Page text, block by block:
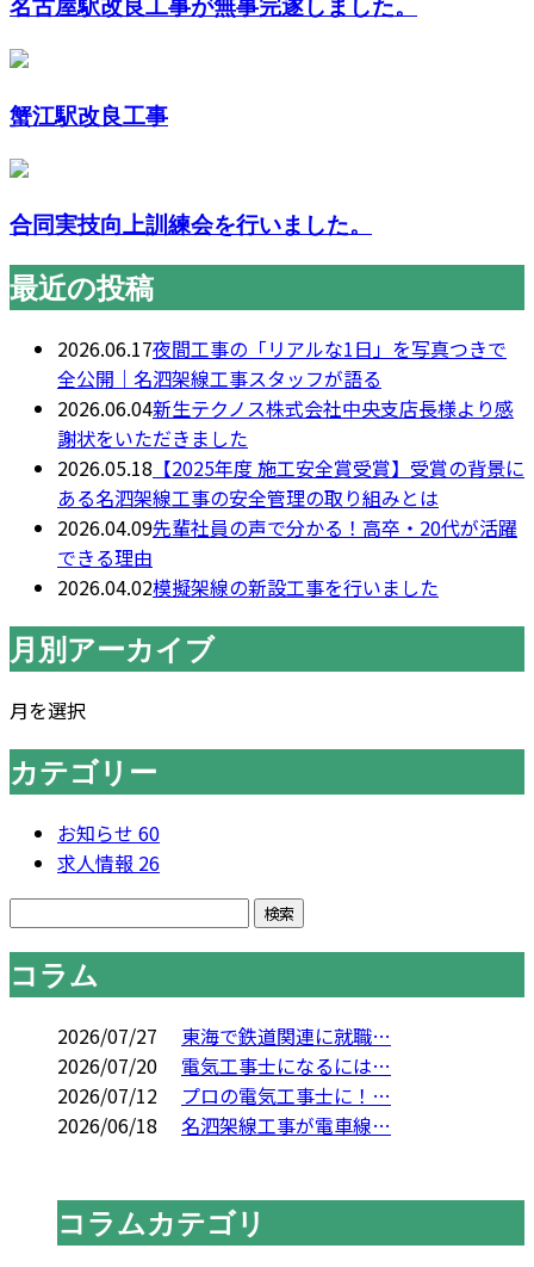
蟹江駅改良工事
合同実技向上訓練会を行いました。
最近の投稿
2026.06.17夜間工事の「リアルな1日」を写真つきで
全公開｜名泗架線工事スタッフが語る
2026.06.04新生テクノス株式会社中央支店長様より感
謝状をいただきました
2026.05.18 【2025年度 施工安全賞受賞】受賞の背景に
ある名泗架線工事の安全管理の取り組みとは
2026.04.09先輩社員の声で分かる！高卒・20代が活躍
できる理由
2026.04.02模擬架線の新設工事を行いました
月別アーカイブ
月を選択
カテゴリー
お知らせ 60
求人情報 26
コラム
2026/07/27
東海で鉄道関連に就職…
2026/07/20
電気工事士になるには…
2026/07/12
プロの電気工事士に！…
2026/06/18
名泗架線工事が電車線…
コラムカテゴリ